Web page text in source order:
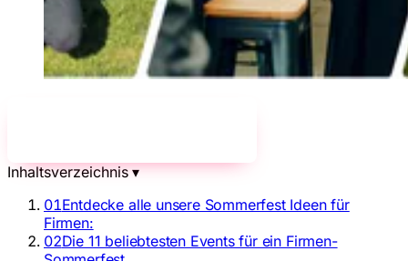
Inhaltsverzeichnis▾
01Entdecke alle unsere Sommerfest Ideen für
Firmen:
02Die 11 beliebtesten Events für ein Firmen-